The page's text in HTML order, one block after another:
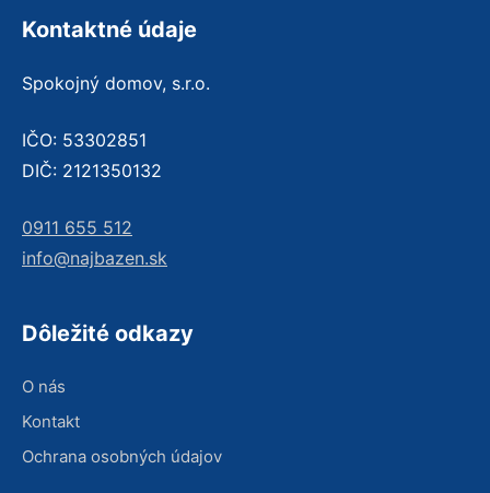
Kontaktné údaje
Spokojný domov, s.r.o.
IČO: 53302851
DIČ: 2121350132
0911 655 512
info@najbazen.sk
Dôležité odkazy
O nás
Kontakt
Ochrana osobných údajov